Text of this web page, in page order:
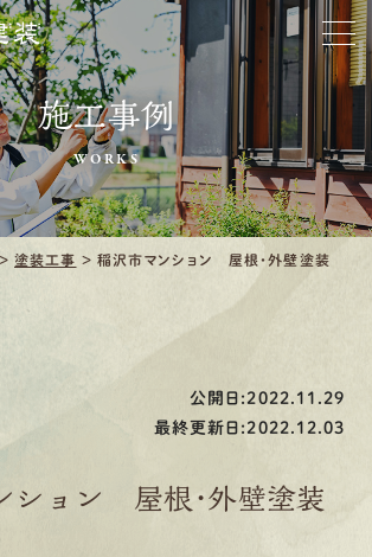
施工事例
WORKS
>塗装工事 > 稲沢市マンション 屋根・外壁塗装
公開日:2022.11.29
最終更新日:2022.12.03
ション 屋根・外壁塗装